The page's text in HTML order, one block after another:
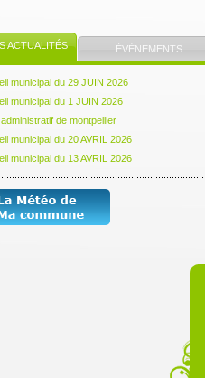
ACTUALITÉS ÉVÈNEMENTS
municipal du 29 JUIN 2026
municipal du 1 JUIN 2026
de montpellier
municipal du 20 AVRIL 2026
municipal du 13 AVRIL 2026